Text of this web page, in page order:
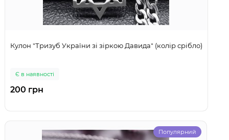
Кулон "Тризуб України зі зіркою Давида" (колір срібло)
Є в наявності
200 грн
Популярний